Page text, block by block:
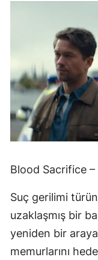
Blood Sacrifice
Suç gerilimi
uzaklaşmış bir
yeniden bir
memurlarını